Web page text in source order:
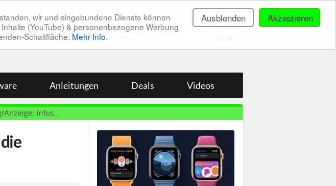
Akzeptieren
Ausblenden
wir und eingebundene Dienste können
(YouTube) & personenbezogene Werbung
Schaltfläche. Mehr Info.
Anleitungen Deals Videos